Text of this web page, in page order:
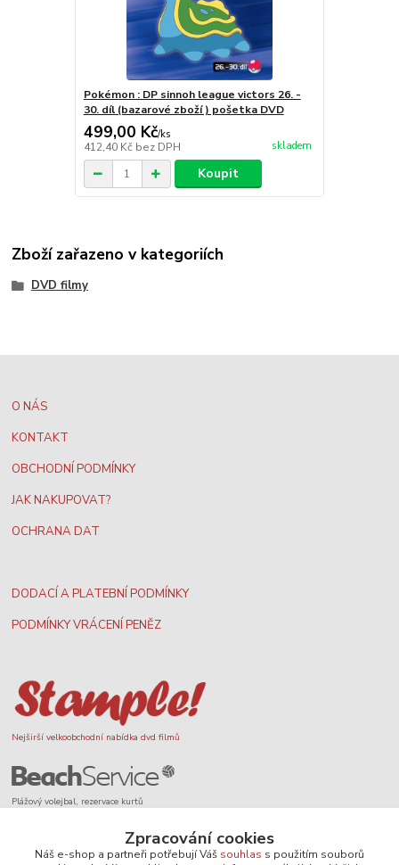
Pokémon : DP sinnoh league victors 26. -
30. díl (bazarové zboží ) pošetka DVD
499,00 Kč/ks
412,40 Kč bez DPH skladem
Koupit
Zboží zařazeno v kategoriích
DVD filmy
O NÁS
KONTAKT
OBCHODNÍ PODMÍNKY
JAK NAKUPOVAT?
OCHRANA DAT
DODACÍ A PLATEBNÍ PODMÍNKY
PODMÍNKY VRÁCENÍ PENĚZ
Nejširší velkoobchodní nabídka dvd filmů
Plážový volejbal, rezervace kurtů
Zpracování cookies
Náš e-shop a partneři potřebují Váš souhlas s použitím souborů